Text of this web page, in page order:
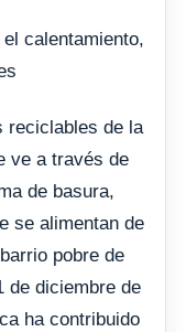
reciclables de la
ve a través de
de basura,
se alimentan de
pobre de
de diciembre de
ha contribuido